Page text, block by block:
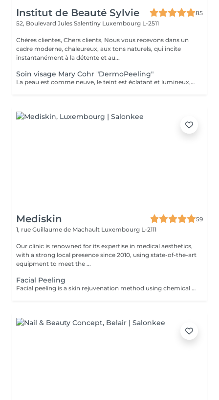
Institut de Beauté Sylvie
85
52, Boulevard Jules Salentiny Luxembourg L-2511
Chères clientes, Chers clients, Nous vous recevons dans un
cadre moderne, chaleureux, aux tons naturels, qui incite
instantanément à la détente et au...
Soin visage Mary Cohr "DermoPeeling"
La peau est comme neuve, le teint est éclatant et lumineux, le visage parait visiblement plus jeune et les tâches brunes sont atténuées.
Mediskin
59
1, rue Guillaume de Machault Luxembourg L-2111
Our clinic is renowned for its expertise in medical aesthetics,
with a strong local presence since 2010, using state-of-the-art
equipment to meet the ...
Facial Peeling
Facial peeling is a skin rejuvenation method using chemical agents to exfoliate the superficial layers of the skin and stimulate cell renewal. Advantages: -Improvement in skin texture and brightness. -Reduction of skin imperfections such as pigmentation spots, acne scars, wrinkles, and fine lines. Adaptability: -Facial peeling is suitable for different skin types and according to your skin concerns. Complementary Care: -To optimize treatment results and minimize social downtime, a phototherapy session is included. This helps reduce inflammation, stimulate collagen production, and improve skin healing. Contraindications: -Not recommended for pregnant or breastfeeding women. During the first session, we will establish your goals together and determine the type of peeling most suitable for your skin. For any questions, feel free to contact us or book a free consultation appointment.